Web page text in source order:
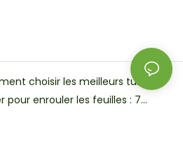
choisir les meilleurs tubes à
pour enrouler les feuilles : 7